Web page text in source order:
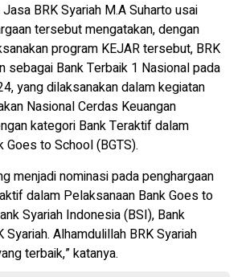
BRK Syariah M.A Suharto usai
tersebut mengatakan, dengan
program KEJAR tersebut, BRK
sebagai Bank Terbaik 1 Nasional pada
yang dilaksanakan dalam kegiatan
Nasional Cerdas Keuangan
kategori Bank Teraktif dalam
Goes to School (BGTS).
menjadi nominasi pada penghargaan
dalam Pelaksanaan Bank Goes to
Syariah Indonesia (BSI), Bank
Syariah. Alhamdulillah BRK Syariah
terbaik,” katanya.